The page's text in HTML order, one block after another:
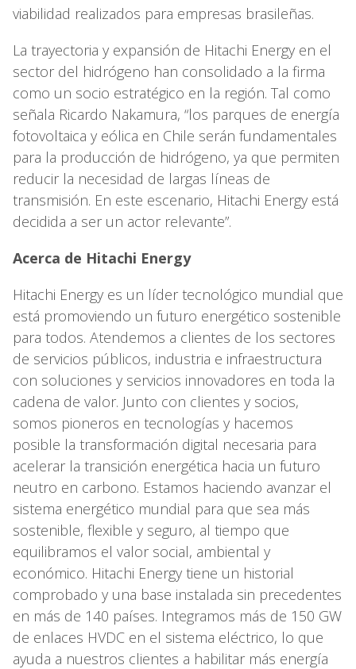
viabilidad realizados para empresas brasileñas.
La trayectoria y expansión de Hitachi Energy en el
sector del hidrógeno han consolidado a la firma
como un socio estratégico en la región. Tal como
señala Ricardo Nakamura, “los parques de energía
fotovoltaica y eólica en Chile serán fundamentales
para la producción de hidrógeno, ya que permiten
reducir la necesidad de largas líneas de
transmisión. En este escenario, Hitachi Energy está
decidida a ser un actor relevante”.
Acerca de Hitachi Energy
Hitachi Energy es un líder tecnológico mundial que
está promoviendo un futuro energético sostenible
para todos. Atendemos a clientes de los sectores
de servicios públicos, industria e infraestructura
con soluciones y servicios innovadores en toda la
cadena de valor. Junto con clientes y socios,
somos pioneros en tecnologías y hacemos
posible la transformación digital necesaria para
acelerar la transición energética hacia un futuro
neutro en carbono. Estamos haciendo avanzar el
sistema energético mundial para que sea más
sostenible, flexible y seguro, al tiempo que
equilibramos el valor social, ambiental y
económico. Hitachi Energy tiene un historial
comprobado y una base instalada sin precedentes
en más de 140 países. Integramos más de 150 GW
de enlaces HVDC en el sistema eléctrico, lo que
ayuda a nuestros clientes a habilitar más energía